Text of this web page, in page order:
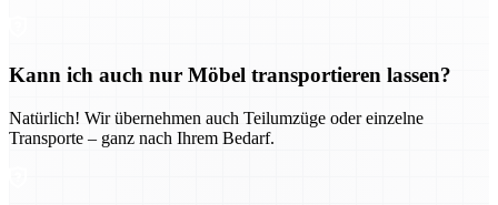
Kann ich auch nur Möbel transportieren lassen?
Natürlich! Wir übernehmen auch Teilumzüge oder einzelne
Transporte – ganz nach Ihrem Bedarf.